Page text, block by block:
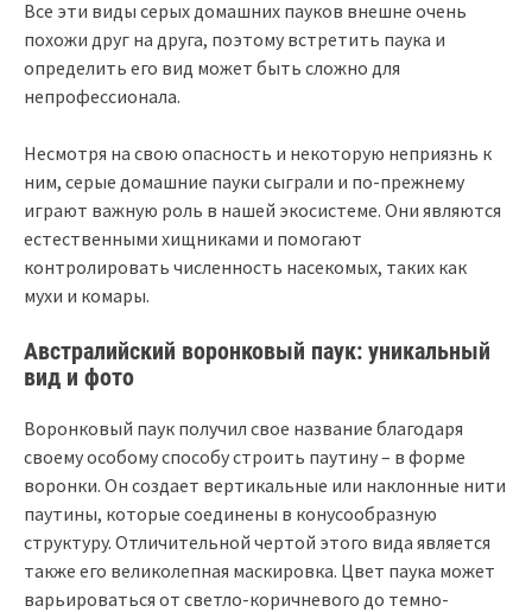
Все эти виды серых домашних пауков внешне очень
похожи друг на друга, поэтому встретить паука и
определить его вид может быть сложно для
непрофессионала.
Несмотря на свою опасность и некоторую неприязнь к
ним, серые домашние пауки сыграли и по-прежнему
играют важную роль в нашей экосистеме. Они являются
естественными хищниками и помогают
контролировать численность насекомых, таких как
мухи и комары.
Австралийский воронковый паук: уникальный
вид и фото
Воронковый паук получил свое название благодаря
своему особому способу строить паутину – в форме
воронки. Он создает вертикальные или наклонные нити
паутины, которые соединены в конусообразную
структуру. Отличительной чертой этого вида является
также его великолепная маскировка. Цвет паука может
варьироваться от светло-коричневого до темно-